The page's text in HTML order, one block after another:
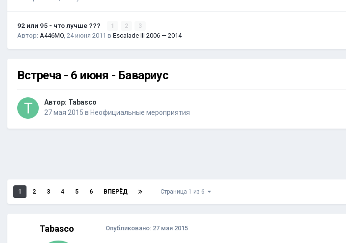
92 или 95 - что лучше ??? 1 2 3
Автор: A446MO 24 июня 2011 в Escalade III 2006 — 2014
Встреча - 6 июня - Бавариус
Автор: Tabasco
27 мая 2015 в Неофициальные мероприятия
1 2 3 4 5 6 ВПЕРЁД Страница 1 из 6
Tabasco Опубликовано: 27 мая 2015